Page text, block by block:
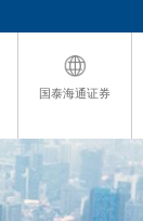
国泰海通证券